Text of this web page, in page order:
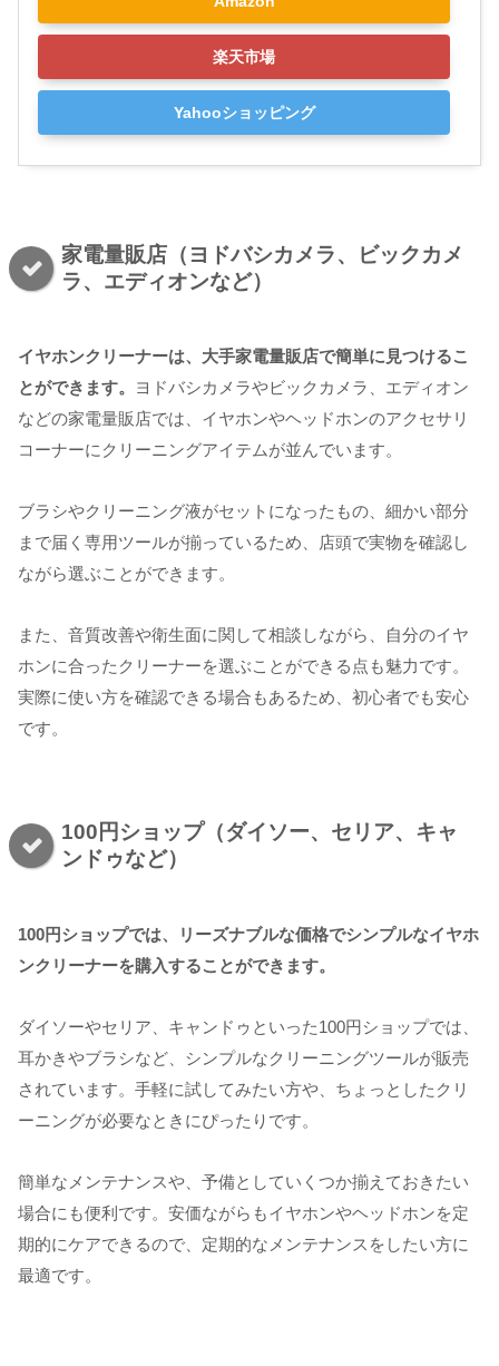
楽天市場
Yahooショッピング
家電量販店（ヨドバシカメラ、ビックカメ
ラ、エディオンなど）
イヤホンクリーナーは、大手家電量販店で簡単に見つけるこ
とができます。
ヨドバシカメラやビックカメラ、エディオン
などの家電量販店では、イヤホンやヘッドホンのアクセサリ
コーナーにクリーニングアイテムが並んでいます。
ブラシやクリーニング液がセットになったもの、細かい部分
まで届く専用ツールが揃っているため、店頭で実物を確認し
ながら選ぶことができます。
また、音質改善や衛生面に関して相談しながら、自分のイヤ
ホンに合ったクリーナーを選ぶことができる点も魅力です。
実際に使い方を確認できる場合もあるため、初心者でも安心
です。
100円ショップ（ダイソー、セリア、キャ
ンドゥなど）
100円ショップでは、リーズナブルな価格でシンプルなイヤホ
ンクリーナーを購入することができます。
ダイソーやセリア、キャンドゥといった100円ショップでは、
耳かきやブラシなど、シンプルなクリーニングツールが販売
されています。手軽に試してみたい方や、ちょっとしたクリ
ーニングが必要なときにぴったりです。
簡単なメンテナンスや、予備としていくつか揃えておきたい
場合にも便利です。安価ながらもイヤホンやヘッドホンを定
期的にケアできるので、定期的なメンテナンスをしたい方に
最適です。